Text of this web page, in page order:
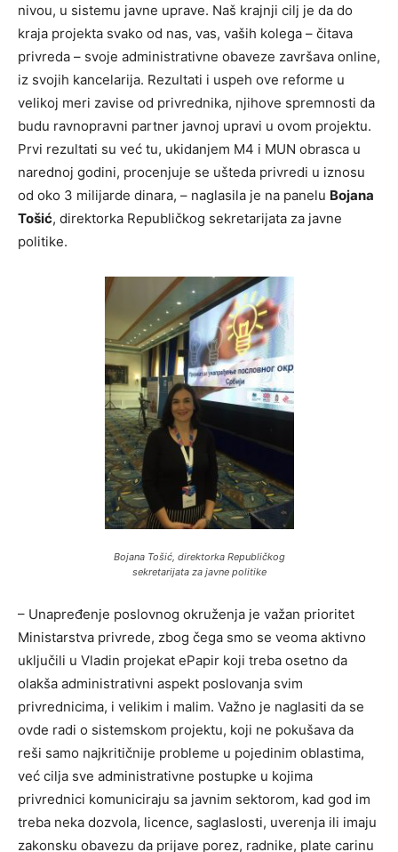
nivou, u sistemu javne uprave. Naš krajnji cilj je da do
kraja projekta svako od nas, vas, vaših kolega – čitava
privreda – svoje administrativne obaveze završava online,
iz svojih kancelarija. Rezultati i uspeh ove reforme u
velikoj meri zavise od privrednika, njihove spremnosti da
budu ravnopravni partner javnoj upravi u ovom projektu.
Prvi rezultati su već tu, ukidanjem M4 i MUN obrasca u
narednoj godini, procenjuje se ušteda privredi u iznosu
od oko 3 milijarde dinara, – naglasila je na panelu Bojana
Tošić, direktorka Republičkog sekretarijata za javne
politike.
Bojana Tošić, direktorka Republičkog
sekretarijata za javne politike
– Unapređenje poslovnog okruženja je važan prioritet
Ministarstva privrede, zbog čega smo se veoma aktivno
uključili u Vladin projekat ePapir koji treba osetno da
olakša administrativni aspekt poslovanja svim
privrednicima, i velikim i malim. Važno je naglasiti da se
ovde radi o sistemskom projektu, koji ne pokušava da
reši samo najkritičnije probleme u pojedinim oblastima,
već cilja sve administrativne postupke u kojima
privrednici komuniciraju sa javnim sektorom, kad god im
treba neka dozvola, licence, saglaslosti, uverenja ili imaju
zakonsku obavezu da prijave porez, radnike, plate carinu